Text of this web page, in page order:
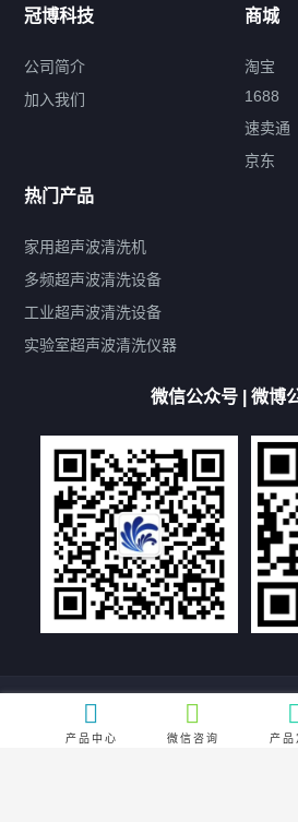
超声波配件
产品标签
鼓泡 升降 抛动
带加热
功率可调
双波脱气
机械旋钮系列
厨具清洗机
超声波振板
高尔夫球杆清洗机
大型单槽带过滤系列
全自动/半自动
客户定制非标机参考
双槽三槽四槽五
轮胎清洗机
多频 扫频
文章标签
超声波清洗机定制
超声波清洗机除油
超声波清洗机除锈
超声波清洗机洗
五金件清洗
超声波清洗设备常见故障
冠博科技
公司简介
加入我们
商城
淘宝
1688
速卖通
京东
热门产品
家用超声波清洗机
多频超声波清洗设备
工业超声波清洗设备
实验室超声波清洗仪器
微信公众号 | 微博
号：粤ICP备18131879号-
产品中心 微信咨询 产品